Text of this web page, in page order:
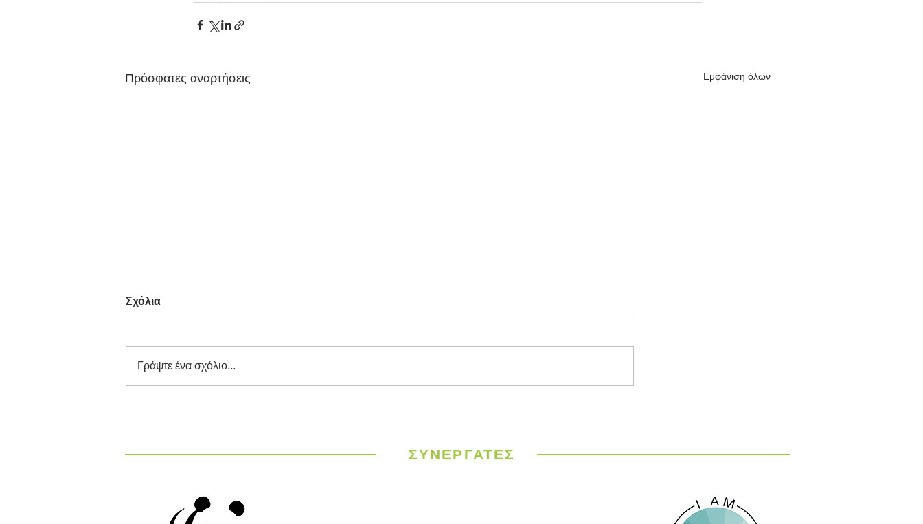
Πρόσφατες αναρτήσεις Εμφάνιση όλων
καύσωνας σαρώνει την
Ευρώπη
Σχόλια
Γράψτε ένα σχόλιο...
ΣΥΝΕΡΓΑΤΕΣ